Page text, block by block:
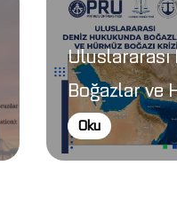
Boğazlar ve
Oku